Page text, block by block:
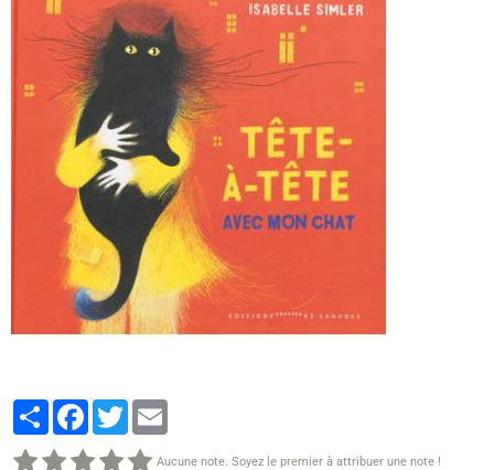
PartagerFacebook
Twitter
Aucune note. Soyez le premier à attribuer une note !